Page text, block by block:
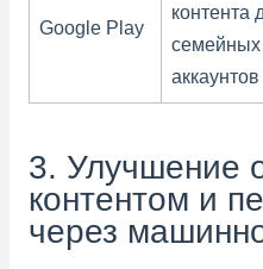
Google Play
контента
семейных
аккаунтов
3. Улучшение
контентом и
через